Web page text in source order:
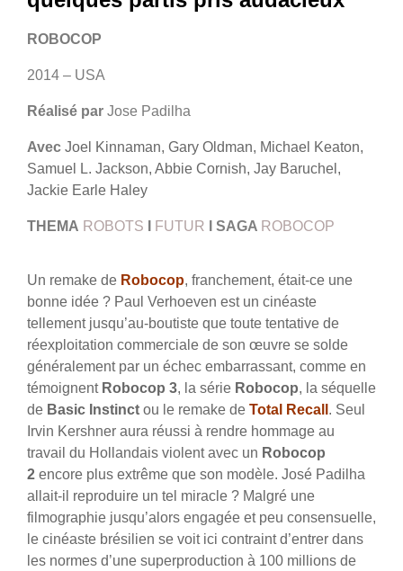
ROBOCOP
2014 – USA
Réalisé par Jose Padilha
Avec Joel Kinnaman, Gary Oldman, Michael Keaton,
Samuel L. Jackson, Abbie Cornish, Jay Baruchel,
Jackie Earle Haley
THEMA ROBOTS FUTUR I SAGA ROBOCOP
Un remake de Robocop, franchement, était-ce une
bonne idée ? Paul Verhoeven est un cinéaste
tellement jusqu’au-boutiste que toute tentative de
réexploitation commerciale de son œuvre se solde
généralement par un échec embarrassant, comme en
témoignent Robocop 3, la série Robocop, la séquelle
de Basic Instinct ou le remake de Total Recall . Seul
Irvin Kershner aura réussi à rendre hommage au
travail du Hollandais violent avec un Robocop
2 encore plus extrême que son modèle. José Padilha
allait-il reproduire un tel miracle ? Malgré une
filmographie jusqu’alors engagée et peu consensuelle,
le cinéaste brésilien se voit ici contraint d’entrer dans
les normes d’une superproduction à 100 millions de